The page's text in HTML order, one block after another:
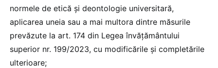
normele de etică și deontologie universitară,
aplicarea uneia sau a mai multora dintre măsurile
prevăzute la art. 174 din Legea învățământului
superior nr. 199/2023, cu modificările și completările
ulterioare;